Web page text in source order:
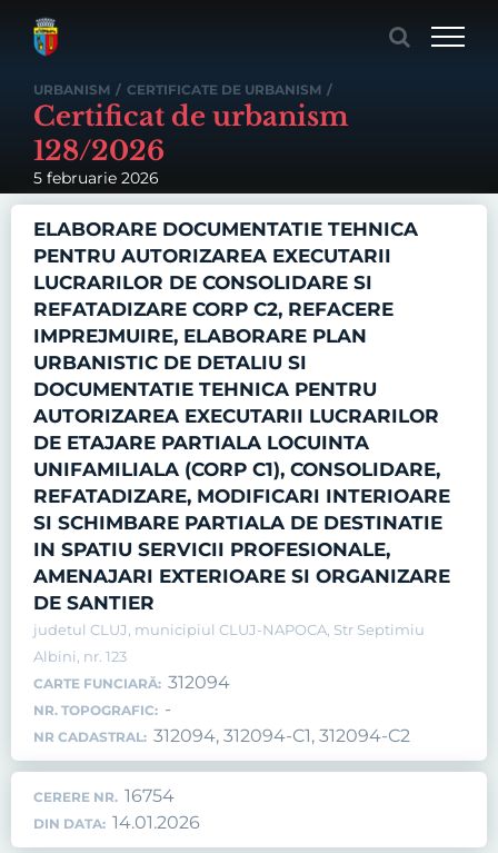
URBANISM / CERTIFICATE DE URBANISM /
Certificat de urbanism
128/2026
5 februarie 2026
ELABORARE DOCUMENTATIE TEHNICA
PENTRU AUTORIZAREA EXECUTARII
LUCRARILOR DE CONSOLIDARE SI
REFATADIZARE CORP C2, REFACERE
IMPREJMUIRE, ELABORARE PLAN
URBANISTIC DE DETALIU SI
DOCUMENTATIE TEHNICA PENTRU
AUTORIZAREA EXECUTARII LUCRARILOR
DE ETAJARE PARTIALA LOCUINTA
UNIFAMILIALA (CORP C1), CONSOLIDARE,
REFATADIZARE, MODIFICARI INTERIOARE
SI SCHIMBARE PARTIALA DE DESTINATIE
IN SPATIU SERVICII PROFESIONALE,
AMENAJARI EXTERIOARE SI ORGANIZARE
DE SANTIER
judetul CLUJ, municipiul CLUJ-NAPOCA, Str Septimiu
Albini, nr. 123
CARTE FUNCIARĂ: 312094
NR. TOPOGRAFIC: -
NR CADASTRAL: 312094, 312094-C1, 312094-C2
CERERE NR. 16754
DIN DATA: 14.01.2026